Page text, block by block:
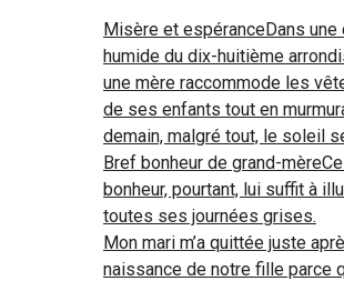
Misère et espéranceDans une
humide du dix-huitième
une mère raccommode les
de ses enfants tout en
demain, malgré tout, le soleil
Bref bonheur de grand-
bonheur, pourtant, lui suffit à
toutes ses journées grises.
Mon mari m’a quittée juste
naissance de notre fille parce